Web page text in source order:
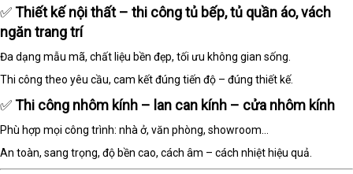
✅Thiết kế nội thất – thi công tủ bếp, tủ quần áo, vách
ngăn trang trí
Đa dạng mẫu mã, chất liệu bền đẹp, tối ưu không gian sống.
Thi công theo yêu cầu, cam kết đúng tiến độ – đúng thiết kế.
✅Thi công nhôm kính – lan can kính – cửa nhôm kính
Phù hợp mọi công trình: nhà ở, văn phòng, showroom…
An toàn, sang trọng, độ bền cao, cách âm – cách nhiệt hiệu quả.